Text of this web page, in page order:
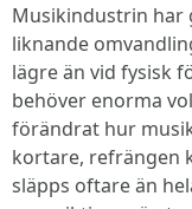
Musikindustrin har
liknande
lägre än vid fysisk
behöver enorma
förändrat hur
kortare, refrängen
släpps oftare än